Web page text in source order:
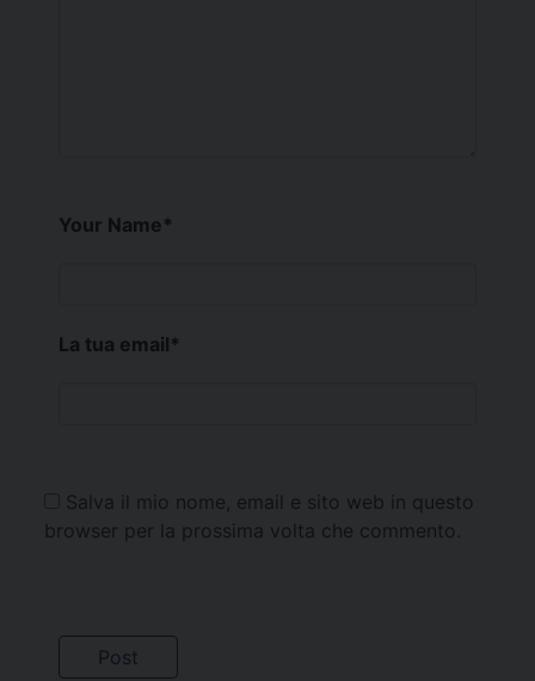
Your Name*
La tua email*
Salva il mio nome, email e sito web in questo
browser per la prossima volta che commento.